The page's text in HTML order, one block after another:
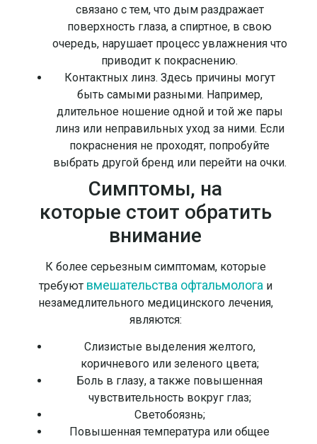
связано с тем, что дым раздражает
поверхность глаза, а спиртное, в свою
очередь, нарушает процесс увлажнения что
приводит к покраснению.
Контактных линз. Здесь причины могут
быть самыми разными. Например,
длительное ношение одной и той же пары
линз или неправильных уход за ними. Если
покраснения не проходят, попробуйте
выбрать другой бренд или перейти на очки.
Симптомы, на
которые стоит обратить
внимание
К более серьезным симптомам, которые
требуют вмешательства офтальмологаи
незамедлительного медицинского лечения,
являются:
Слизистые выделения желтого,
коричневого или зеленого цвета;
Боль в глазу, а также повышенная
чувствительность вокруг глаз;
Светобоязнь;
Повышенная температура или общее